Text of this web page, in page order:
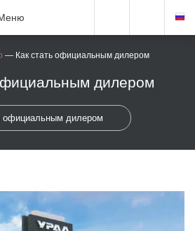
— Как стать официальным дилером
дилером
официальным дилером